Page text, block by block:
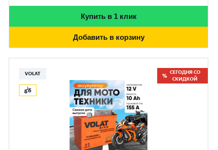
Купить в 1 клик
Добавить в корзину
VOLAT
СЕГОДНЯ СО
СКИДКОЙ